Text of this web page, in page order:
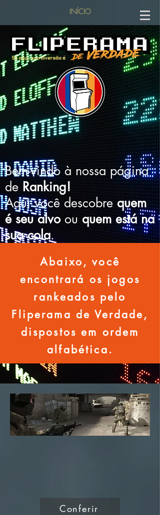
INÍCIO
Bem-vindo à nossa página
de Ranking!
Aqui você descobrequem
é seu alvoou quem está na
sua cola.
Abaixo, você
encontrará os jogos
rankeados pelo
Fliperama de Verdade,
dispostos em ordem
alfabética.
Conferir